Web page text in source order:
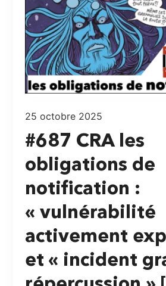
25 octobre 2025
#687 CRA les
obligations de
notification :
« vulnérabilité
activement
et « incident